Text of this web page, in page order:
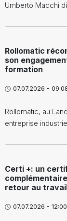
Umberto Macchi
Rollomatic
son
formation
07.07.2026 -
Rollomatic, au
entreprise
Certi +: un
retour au
07.07.2026 - 12:00